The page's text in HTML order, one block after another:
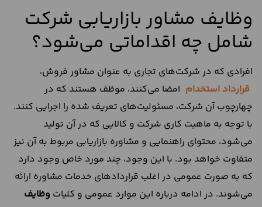
وظایف مشاور بازاریابی شرکت
شامل چه اقداماتی می‌شود؟
افرادی که در شرکت‌های تجاری به عنوان مشاور فروش،
قرارداد استخدام امضا می‌کنند، موظف هستند که در
چهارچوب آن شرکت، مسئولیت‌های تعریف شده را اجرایی کنند.
با توجه به ماهیت کاری شرکت و کالایی که در آن تولید
می‌شود، محتوای راهنمایی و مشاوره بازاریابی مربوط به آن نیز
متفاوت خواهد بود. با این وجود، چند مورد خاص وجود دارد
که به صورت عمومی در اغلب قراردادهای خدمات مشاوره ارائه
می‌شوند. در ادامه درباره این موارد عمومی و کلیات وظایف